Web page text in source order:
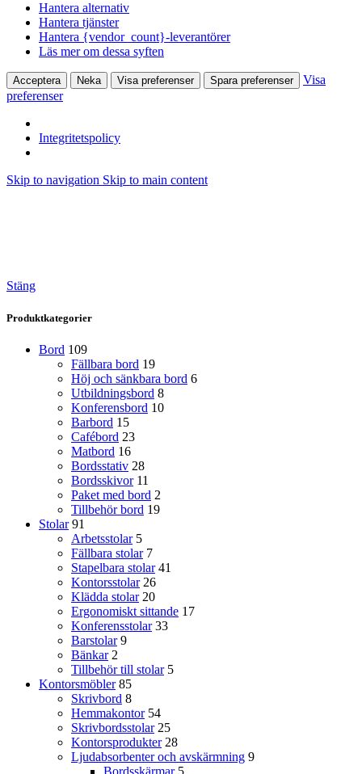
Hantera alternativ
Hantera tjänster
Hantera {vendor_count}-leverantörer
Läs mer om dessa syften
Acceptera Neka Visa preferenser Spara preferenser
Visa
preferenser
Integritetspolicy
Skip to navigation Skip to main content
Stäng
Produktkategorier
Bord 109
Fällbara bord 19
Höj och sänkbara bord 6
Utbildningsbord 8
Konferensbord 10
Barbord 15
Cafébord 23
Matbord 16
Bordsstativ 28
Bordsskivor 11
Paket med bord 2
Tillbehör bord 19
Stolar 91
Arbetsstolar 5
Fällbara stolar 7
Stapelbara stolar 41
Kontorsstolar 26
Klädda stolar 20
Ergonomiskt sittande 17
Konferensstolar 33
Barstolar 9
Bänkar 2
Tillbehör till stolar 5
Kontorsmöbler 85
Skrivbord 8
Hemmakontor 54
Skrivbordsstolar 25
Kontorsprodukter 28
Ljudabsorbenter och avskärmning 9
Bordsskärmar 5